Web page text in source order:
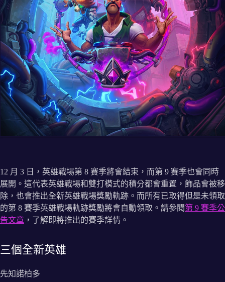
12 月 3 日，英雄戰場第 8 賽季將會結束，而第 9 賽季也會同時
展開。這代表英雄戰場和雙打模式的積分都會重置，飾品會被移
除，也會推出全新英雄戰場獎勵軌跡。而所有已取得但是未領取
的第 8 賽季英雄戰場軌跡獎勵將會自動領取。請參閱第 9 賽季公
告文章 ，了解即將推出的賽季詳情。
三個全新英雄
先知諾柏多